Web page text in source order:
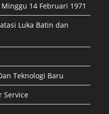
14 Februari 1971
Luka Batin dan
Teknologi Baru
Service